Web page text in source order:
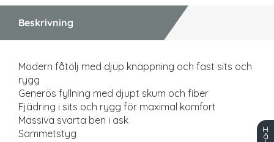
Beskrivning
Modern fåtölj med djup knäppning och fast sits och
rygg
Generös fyllning med djupt skum och fiber
Fjädring i sits och rygg för maximal komfort
Massiva svarta ben i ask
Sammetstyg
H
å